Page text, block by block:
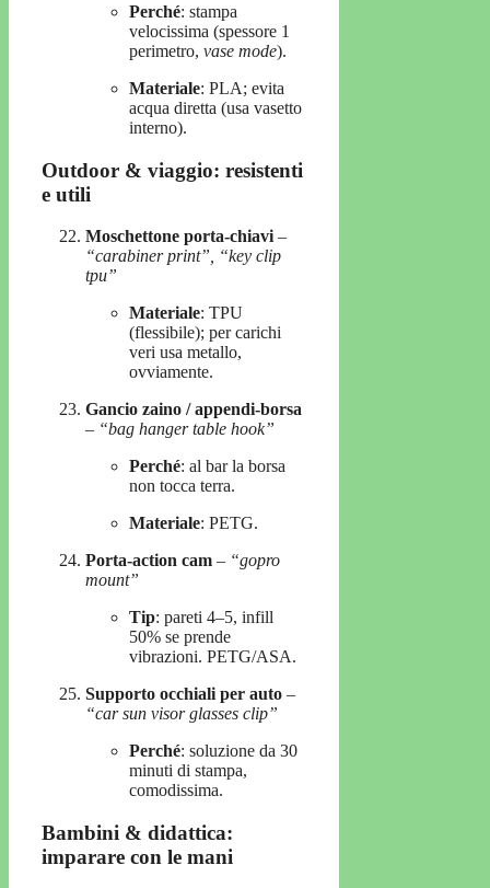
Perché: stampa
velocissima (spessore 1
perimetro, vase mode).
Materiale: PLA; evita
acqua diretta (usa vasetto
interno).
Outdoor & viaggio: resistenti
e utili
Moschettone porta-chiavi –
“carabiner print”, “key clip
tpu”
Materiale: TPU
(flessibile); per carichi
veri usa metallo,
ovviamente.
Gancio zaino / appendi-borsa
– “bag hanger table hook”
Perché: al bar la borsa
non tocca terra.
Materiale: PETG.
Porta-action cam – “gopro
mount”
Tip: pareti 4–5, infill
50% se prende
vibrazioni. PETG/ASA.
Supporto occhiali per auto –
“car sun visor glasses clip”
Perché: soluzione da 30
minuti di stampa,
comodissima.
Bambini & didattica:
imparare con le mani